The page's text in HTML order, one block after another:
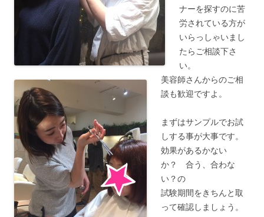
ナーを探すのに苦
労されている方が
いらっしゃいまし
たらご相談下さ
い。
美容師さんからのご相
談も歓迎ですよ。
まずはサンプルでお試
しする事が大事です。
効果があるかない
か？ 合う、合わな
い？の
試験期間をきちんと取
って確認しましょう。